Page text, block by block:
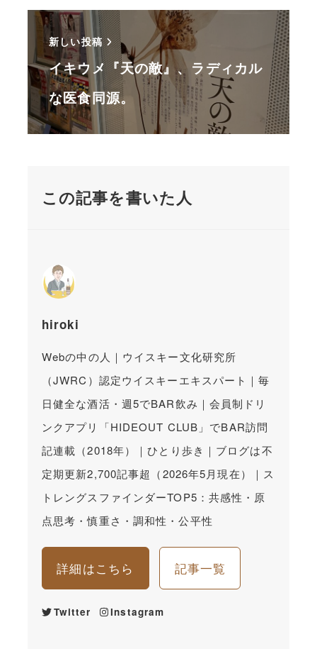
新しい投稿
イキウメ『天の敵』、ラディカル
な医食同源。
この記事を書いた人
hiroki
Webの中の人｜ウイスキー文化研究所
（JWRC）認定ウイスキーエキスパート｜毎
日健全な酒活・週5でBAR飲み｜会員制ドリ
ンクアプリ「HIDEOUT CLUB」でBAR訪問
記連載（2018年）｜ひとり歩き｜ブログは不
定期更新2,700記事超（2026年5月現在）｜ス
トレングスファインダーTOP5：共感性・原
点思考・慎重さ・調和性・公平性
詳細はこちら 記事一覧
Twitter Instagram